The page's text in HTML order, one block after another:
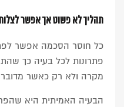
תהליך לא פשוט אך אפשר לצלוח
כל חוסר הסכמה אפשר
פתרונות לכל בעיה כך
מקרה ולא רק כאשר מדובר
הבעיה האמיתית היא